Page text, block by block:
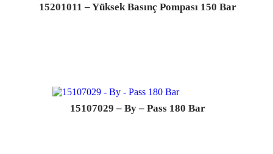
15201011 – Yüksek Basınç Pompası 150 Bar
15107029 – By – Pass 180 Bar